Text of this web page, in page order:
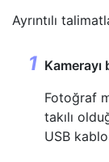
Ayrıntılı
Kamerayı
Fotoğraf
takılı
USB